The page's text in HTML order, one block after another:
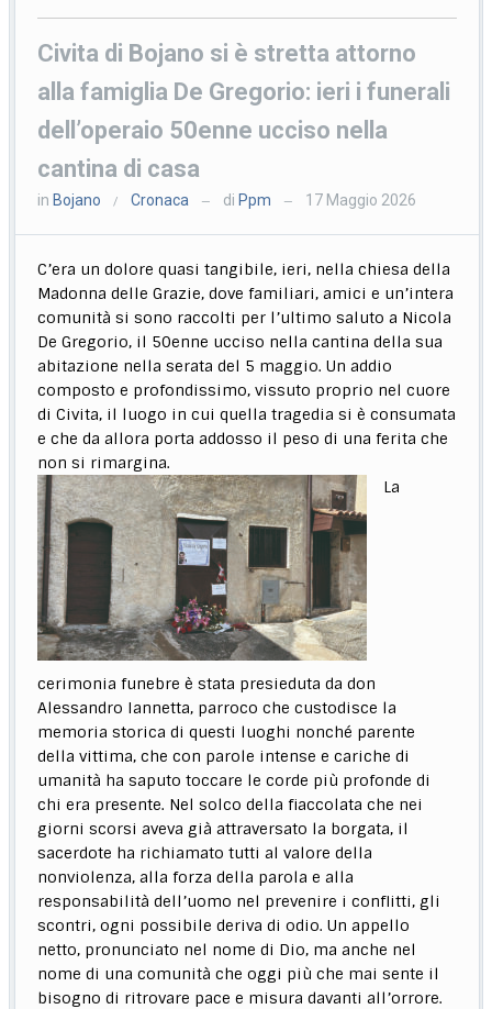
Civita di Bojano si è stretta attorno
alla famiglia De Gregorio: ieri i funerali
dell’operaio 50enne ucciso nella
cantina di casa
in Bojano / Cronaca — di Ppm — 17 Maggio 2026
C’era un dolore quasi tangibile, ieri, nella chiesa della
Madonna delle Grazie, dove familiari, amici e un’intera
comunità si sono raccolti per l’ultimo saluto a Nicola
De Gregorio, il 50enne ucciso nella cantina della sua
abitazione nella serata del 5 maggio. Un addio
composto e profondissimo, vissuto proprio nel cuore
di Civita, il luogo in cui quella tragedia si è consumata
e che da allora porta addosso il peso di una ferita che
non si rimargina.
La
cerimonia funebre è stata presieduta da don
Alessandro Iannetta, parroco che custodisce la
memoria storica di questi luoghi nonché parente
della vittima, che con parole intense e cariche di
umanità ha saputo toccare le corde più profonde di
chi era presente. Nel solco della fiaccolata che nei
giorni scorsi aveva già attraversato la borgata, il
sacerdote ha richiamato tutti al valore della
nonviolenza, alla forza della parola e alla
responsabilità dell’uomo nel prevenire i conflitti, gli
scontri, ogni possibile deriva di odio. Un appello
netto, pronunciato nel nome di Dio, ma anche nel
nome di una comunità che oggi più che mai sente il
bisogno di ritrovare pace e misura davanti all’orrore.